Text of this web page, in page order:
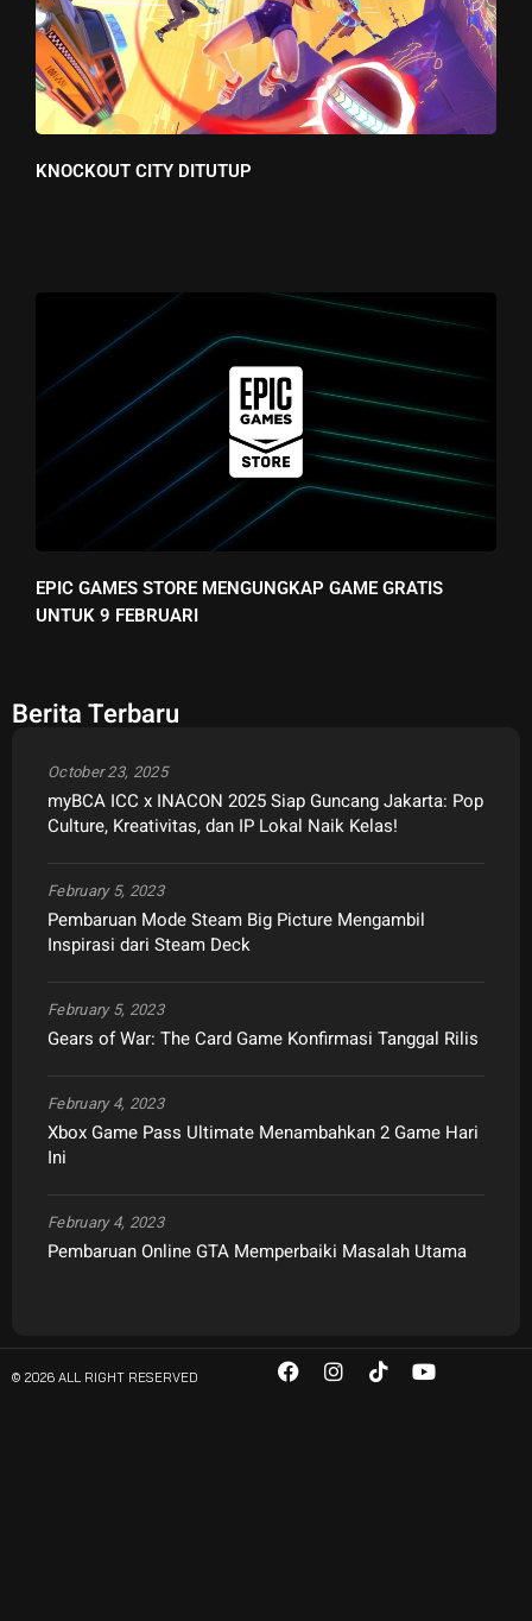
KNOCKOUT CITY DITUTUP
EPIC GAMES STORE MENGUNGKAP GAME GRATIS
UNTUK 9 FEBRUARI
Berita Terbaru
myBCA ICC x INACON 2025 Siap Guncang Jakarta: Pop
Culture, Kreativitas, dan IP Lokal Naik Kelas!
October 23, 2025
Pembaruan Mode Steam Big Picture Mengambil
Inspirasi dari Steam Deck
February 5, 2023
Gears of War: The Card Game Konfirmasi Tanggal Rilis
February 5, 2023
Xbox Game Pass Ultimate Menambahkan 2 Game Hari
Ini
February 4, 2023
Pembaruan Online GTA Memperbaiki Masalah Utama
February 4, 2023
© 2026 ALL RIGHT RESERVED